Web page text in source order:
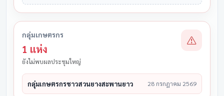
กลุ่มเกษตรกร
1 แห่ง
ยังไม่พบผลประชุมใหญ่
กลุ่มเกษตรกรชาวสวนยางสะพานยาว 28 กรกฎาคม 2569